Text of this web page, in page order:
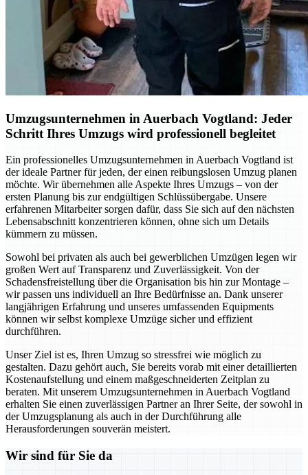
Umzugsunternehmen in Auerbach Vogtland: Jeder
Schritt Ihres Umzugs wird professionell begleitet
Ein professionelles Umzugsunternehmen in Auerbach Vogtland ist
der ideale Partner für jeden, der einen reibungslosen Umzug planen
möchte. Wir übernehmen alle Aspekte Ihres Umzugs – von der
ersten Planung bis zur endgültigen Schlüssübergabe. Unsere
erfahrenen Mitarbeiter sorgen dafür, dass Sie sich auf den nächsten
Lebensabschnitt konzentrieren können, ohne sich um Details
kümmern zu müssen.
Sowohl bei privaten als auch bei gewerblichen Umzügen legen wir
großen Wert auf Transparenz und Zuverlässigkeit. Von der
Schadensfreistellung über die Organisation bis hin zur Montage –
wir passen uns individuell an Ihre Bedürfnisse an. Dank unserer
langjährigen Erfahrung und unseres umfassenden Equipments
können wir selbst komplexe Umzüge sicher und effizient
durchführen.
Unser Ziel ist es, Ihren Umzug so stressfrei wie möglich zu
gestalten. Dazu gehört auch, Sie bereits vorab mit einer detaillierten
Kostenaufstellung und einem maßgeschneiderten Zeitplan zu
beraten. Mit unserem Umzugsunternehmen in Auerbach Vogtland
erhalten Sie einen zuverlässigen Partner an Ihrer Seite, der sowohl in
der Umzugsplanung als auch in der Durchführung alle
Herausforderungen souverän meistert.
Wir sind für Sie da